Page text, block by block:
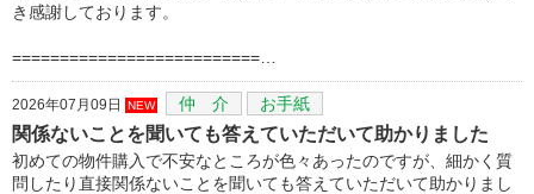
き感謝しております。
==========================…
2026年07月09日 NEW 仲 介 お手紙
関係ないことを聞いても答えていただいて助かりました
初めての物件購入で不安なところが色々あったのですが、細かく質
問したり直接関係ないことを聞いても答えていただいて助かりまし